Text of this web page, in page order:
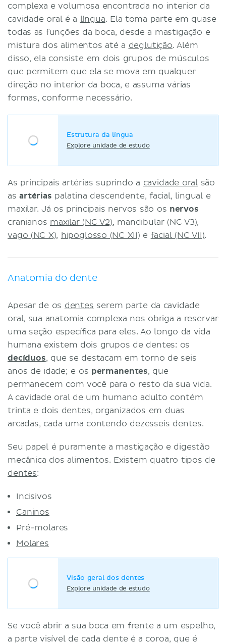
complexa e volumosa encontrada no interior da
cavidade oral é a língua. Ela toma parte em quase
todas as funções da boca, desde a mastigação e
mistura dos alimentos até a deglutição. Além
disso, ela consiste em dois grupos de músculos
que permitem que ela se mova em qualquer
direção no interior da boca, e assuma várias
formas, conforme necessário.
Estrutura da língua
Explore unidade de estudo
As principais artérias suprindo a cavidade oral são
asartérias palatina descendente, facial, lingual e
maxilar. Já os principais nervos são os nervos
cranianos maxilar (NC V2), mandibular (NC V3),
vago (NC X), hipoglosso (NC XII) e facial (NC VII).
Anatomia do dente
Apesar de os dentes serem parte da cavidade
oral, sua anatomia complexa nos obriga a reservar
uma seção específica para eles. Ao longo da vida
humana existem dois grupos de dentes: os
decíduos, que se destacam em torno de seis
anos de idade; e os permanentes, que
permanecem com você para o resto da sua vida.
A cavidade oral de um humano adulto contém
trinta e dois dentes, organizados em duas
arcadas, cada uma contendo dezesseis dentes.
Seu papel é puramente a mastigação e digestão
mecânica dos alimentos. Existem quatro tipos de
dentes:
Incisivos
Caninos
Pré-molares
Molares
Visão geral dos dentes
Explore unidade de estudo
Se você abrir a sua boca em frente a um espelho,
a parte visível de cada dente é a coroa, que é